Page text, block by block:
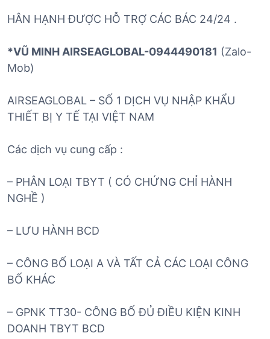
HÂN HẠNH ĐƯỢC HỖ TRỢ CÁC BÁC 24/24 .
*VŨ MINH AIRSEAGLOBAL-0944490181 (Zalo-
Mob)
AIRSEAGLOBAL – SỐ 1 DỊCH VỤ NHẬP KHẨU
THIẾT BỊ Y TẾ TẠI VIỆT NAM
Các dịch vụ cung cấp :
– PHÂN LOẠI TBYT ( CÓ CHỨNG CHỈ HÀNH
NGHỀ )
– LƯU HÀNH BCD
– CÔNG BỐ LOẠI A VÀ TẤT CẢ CÁC LOẠI CÔNG
BỐ KHÁC
– GPNK TT30- CÔNG BỐ ĐỦ ĐIỀU KIỆN KINH
DOANH TBYT BCD